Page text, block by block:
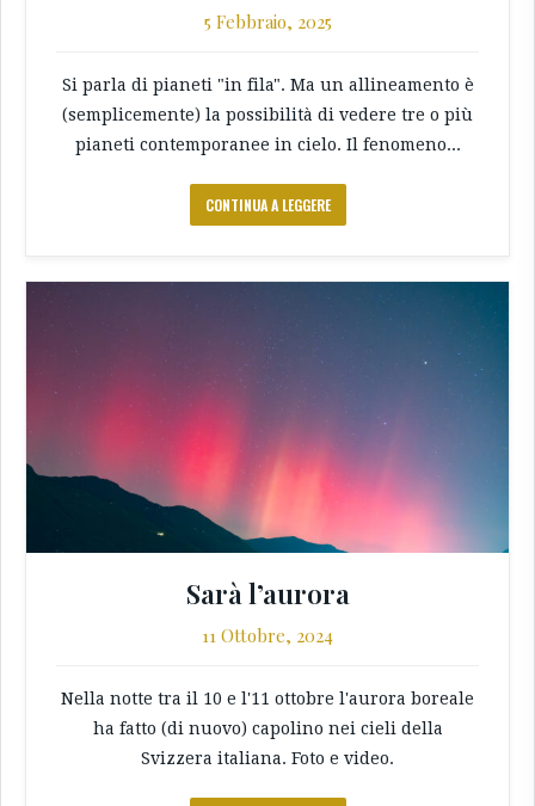
5 Febbraio, 2025
Si parla di pianeti "in fila". Ma un allineamento è
(semplicemente) la possibilità di vedere tre o più
pianeti contemporanee in cielo. Il fenomeno...
CONTINUA A LEGGERE
Sarà l’aurora
11 Ottobre, 2024
Nella notte tra il 10 e l'11 ottobre l'aurora boreale
ha fatto (di nuovo) capolino nei cieli della
Svizzera italiana. Foto e video.